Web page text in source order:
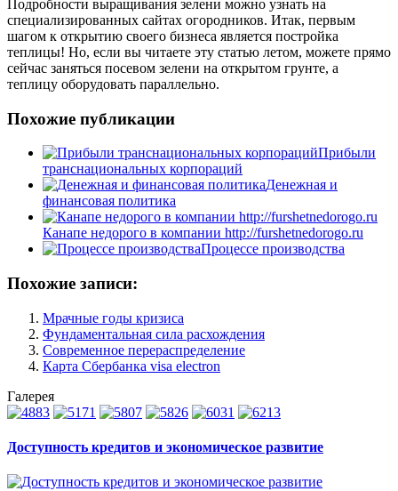
Подробности выращивания зелени можно узнать на
специализированных сайтах огородников. Итак, первым
шагом к открытию своего бизнеса является постройка
теплицы! Но, если вы читаете эту статью летом, можете прямо
сейчас заняться посевом зелени на открытом грунте, а
теплицу оборудовать параллельно.
Похожие публикации
Прибыли
транснациональных корпораций
Денежная и
финансовая политика
Канапе недорого в компании http://furshetnedorogo.ru
Процессе производства
Похожие записи:
Мрачные годы кризиса
Фундаментальная сила расхождения
Современное перераспределение
Карта Сбербанка visa electron
Галерея
Доступность кредитов и экономическое развитие